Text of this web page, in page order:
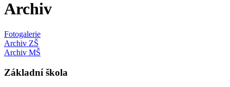
Archiv
Fotogalerie
Archiv ZŠ
Archiv MŠ
Základní škola